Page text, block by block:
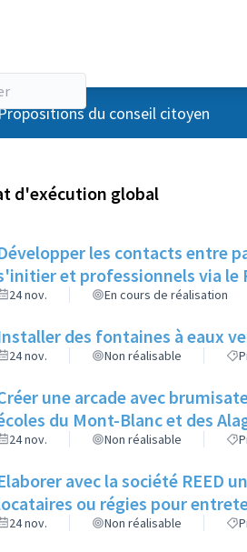
utilisateur du conseil citoyen
d'exécution global
les contacts entre
et professionnels via le
24 nov. En cours de réalisation
des fontaines à eaux
24 nov. Non réalisable
une arcade avec
du Mont-Blanc et des
24 nov. Non réalisable
avec la société REED
ou régies pour
24 nov. Non réalisable